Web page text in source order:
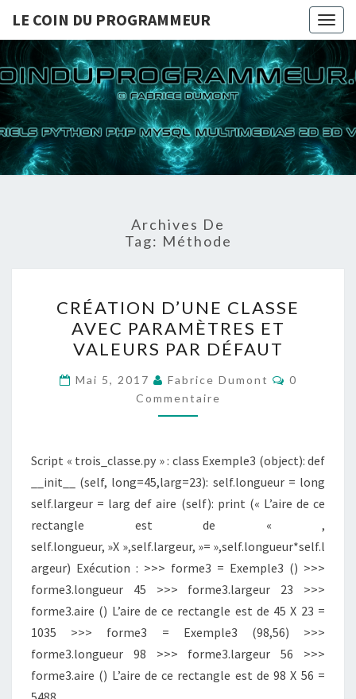
LE COIN DU PROGRAMMEUR
LE
TUTORIELS
PYTHON PHP
MYSQL
MULTIMEDIAS
2D 3D VIDEOS
Archives De
Tag: Méthode
D’UNE
CLASSE
AVEC
PARAMÈTRES
ET
VALEURS
DÉFAUT
CRÉATION D’UNE CLASSE
AVEC PARAMÈTRES ET
VALEURS PAR DÉFAUT
Mai 5, 2017 Fabrice Dumont
0
Commentaire
Script « trois_classe.py » : class Exemple3 (object): def
__init__ (self, long=45,larg=23): self.longueur = long
self.largeur = larg def aire (self): print (« L’aire de ce
rectangle est de « ,
self.longueur, »X »,self.largeur, »= »,self.longueur*self.l
argeur) Exécution : >>> forme3 = Exemple3 () >>>
forme3.longueur 45 >>> forme3.largeur 23 >>>
forme3.aire () L’aire de ce rectangle est de 45 X 23 =
1035 >>> forme3 = Exemple3 (98,56) >>>
forme3.longueur 98 >>> forme3.largeur 56 >>>
forme3.aire () L’aire de ce rectangle est de 98 X 56 =